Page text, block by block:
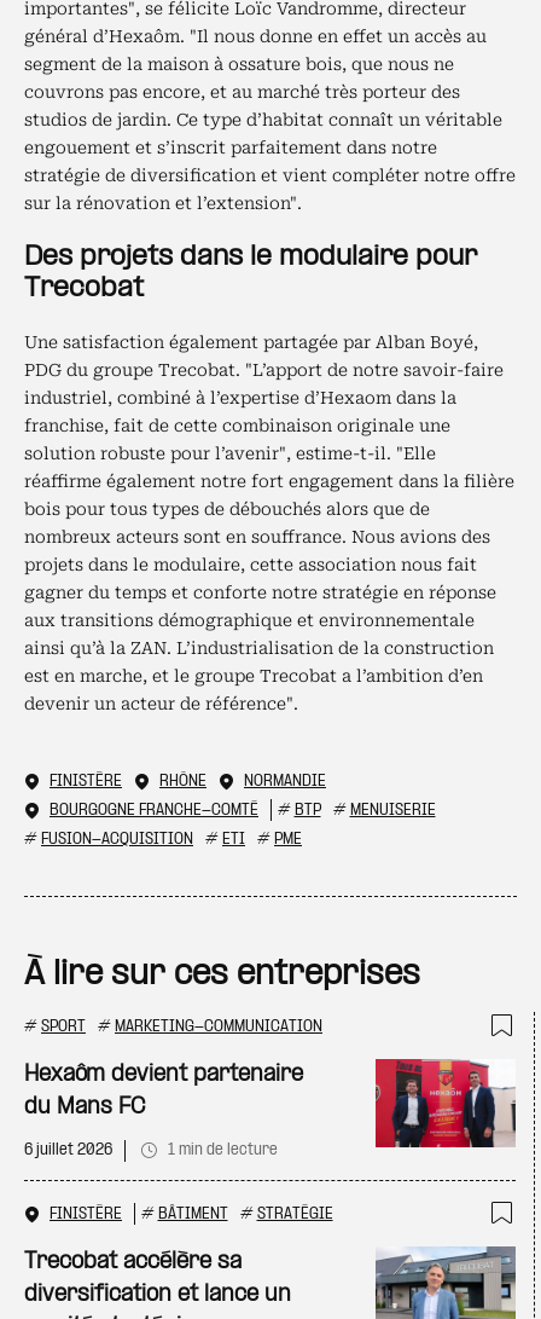
importantes", se félicite Loïc Vandromme, directeur
général d’Hexaôm. "Il nous donne en effet un accès au
segment de la maison à ossature bois, que nous ne
couvrons pas encore, et au marché très porteur des
studios de jardin. Ce type d’habitat connaît un véritable
engouement et s’inscrit parfaitement dans notre
stratégie de diversification et vient compléter notre offre
sur la rénovation et l’extension".
Des projets dans le modulaire pour
Trecobat
Une satisfaction également partagée par Alban Boyé,
PDG du groupe Trecobat. "L’apport de notre savoir-faire
industriel, combiné à l’expertise d’Hexaom dans la
franchise, fait de cette combinaison originale une
solution robuste pour l’avenir", estime-t-il. "Elle
réaffirme également notre fort engagement dans la filière
bois pour tous types de débouchés alors que de
nombreux acteurs sont en souffrance. Nous avions des
projets dans le modulaire, cette association nous fait
gagner du temps et conforte notre stratégie en réponse
aux transitions démographique et environnementale
ainsi qu’à la ZAN. L’industrialisation de la construction
est en marche, et le groupe Trecobat a l’ambition d’en
devenir un acteur de référence".
FINISTÈRE RHÔNE
NORMANDIE
BOURGOGNE FRANCHE-COMTÉ
# BTP # MENUISERIE
# FUSION-ACQUISITION # ETI # PME
À lire sur ces entreprises
# SPORT # MARKETING-COMMUNICATION
Hexaôm devient partenaire
du Mans FC
6 juillet 2026 1 min de lecture
FINISTÈRE # BÂTIMENT # STRATÉGIE
Trecobat accélère sa
diversification et lance un